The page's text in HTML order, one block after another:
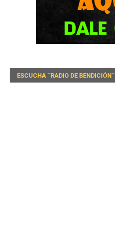
ESCUCHA ¨RADIO DE BENDICIÓN¨